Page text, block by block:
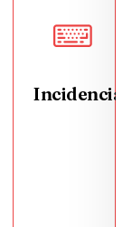
Incidencias